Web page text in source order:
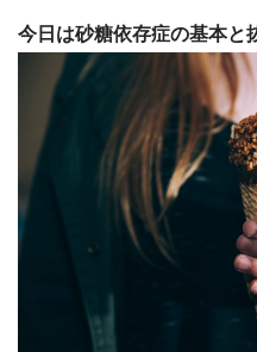
今日は砂糖依存症の基本と